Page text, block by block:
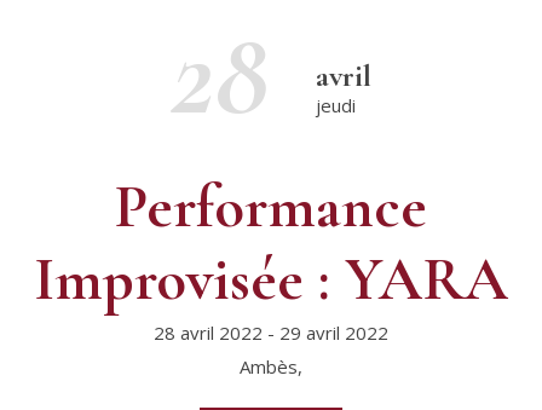
28 avril
jeudi
Performance
Improvisée : YARA
28 avril 2022 - 29 avril 2022
Ambès,